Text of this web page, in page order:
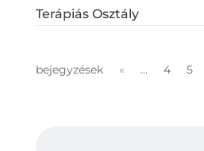
Terápiás Osztály
bejegyzések
« ... 4 5